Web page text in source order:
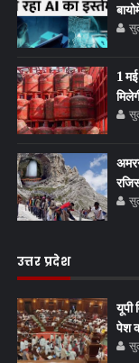
1
उत्तर प्रदेश
यूपी
पेश